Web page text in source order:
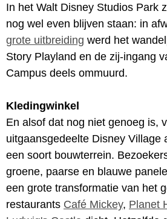
In het Walt Disney Studios Park
nog wel even blijven staan: in
grote uitbreiding werd het
Story Playland en de zij-ingang
Campus deels ommuurd.
Kledingwinkel
En alsof dat nog niet genoeg is,
uitgaansgedeelte Disney Village
een soort bouwterrein.
groene, paarse en blauwe
een grote transformatie van het
restaurants Café Mickey, Planet